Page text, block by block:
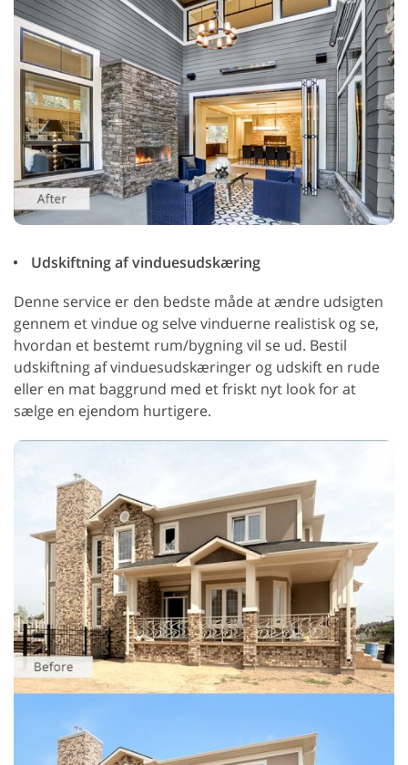
Udskiftning af vinduesudskæring
Denne service er den bedste måde at ændre udsigten
gennem et vindue og selve vinduerne realistisk og se,
hvordan et bestemt rum/bygning vil se ud. Bestil
udskiftning af vinduesudskæringer og udskift en rude
eller en mat baggrund med et friskt nyt look for at
sælge en ejendom hurtigere.